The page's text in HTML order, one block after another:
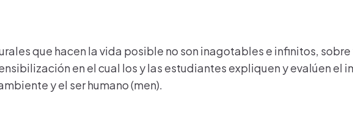
que hacen la vida posible no son inagotables e infinitos,
en el cual los y las estudiantes expliquen y evalúen el
y el ser humano (men).